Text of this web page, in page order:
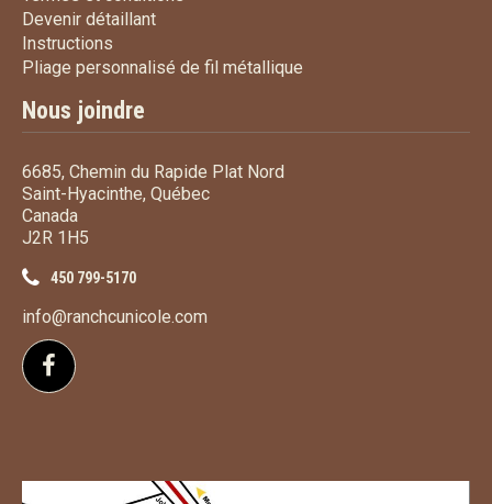
Devenir détaillantDevenir détaillant
Instructions
Pliage personnalisé de fil métallique
Nous joindre
6685, Chemin du Rapide Plat Nord
Saint-Hyacinthe, Québec
Canada
J2R 1H5
450 799-5170
info@ranchcunicole.com
Suivez-nous sur Facebook